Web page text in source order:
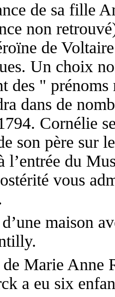
de sa fille
non
de
Un choix
des "
dans de
Cornélie
son père sur
l’entrée du
vous
maison
de Marie Anne
a eu six